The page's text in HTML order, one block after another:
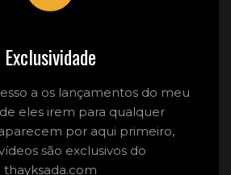
Exclusividade
a os lançamentos do meu
eles irem para qualquer
por aqui primeiro,
são exclusivos do
thayksada.com